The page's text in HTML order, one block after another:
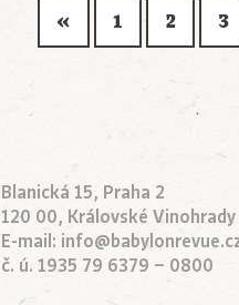
« 1 2 3
Blanická 15, Praha 2
120 00, Královské Vinohrady
E-mail:
č. ú. 1935 79 6379 – 0800